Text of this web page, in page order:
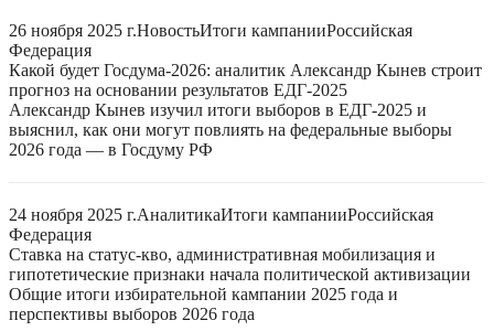
26 ноября 2025 г.НовостьИтоги кампанииРоссийская
Федерация
Какой будет Госдума-2026: аналитик Александр Кынев строит
прогноз на основании результатов ЕДГ-2025
Александр Кынев изучил итоги выборов в ЕДГ-2025 и
выяснил, как они могут повлиять на федеральные выборы
2026 года — в Госдуму РФ
24 ноября 2025 г.АналитикаИтоги кампанииРоссийская
Федерация
Ставка на статус-кво, административная мобилизация и
гипотетические признаки начала политической активизации
Общие итоги избирательной кампании 2025 года и
перспективы выборов 2026 года